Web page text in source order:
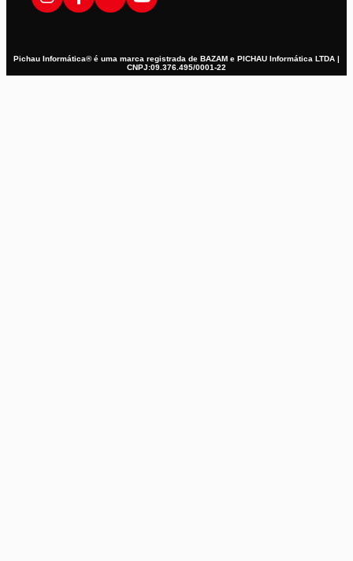
Pichau Informática® é uma marca registrada de BAZAM e PICHAU Informática LTDA |
CNPJ:09.376.495/0001-22